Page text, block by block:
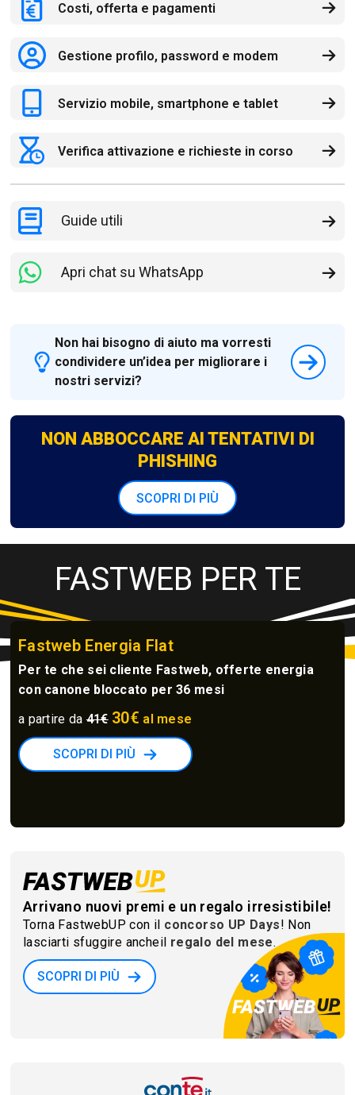
Costi, offerta e pagamenti
Gestione profilo, password e modem
Servizio mobile, smartphone e tablet
Verifica attivazione e richieste in corso
Guide utili
Apri chat su WhatsApp
Non hai bisogno di aiuto ma vorresti
condividere un’idea per migliorare i
nostri servizi?
NON ABBOCCARE AI TENTATIVI DI
PHISHING
SCOPRI DI PIÙ
FASTWEB PER TE
Fastweb Energia Flat
Per te che sei cliente Fastweb, offerte energia
con canone bloccato per 36 mesi
a partire da41€ 30€ al mese
SCOPRI DI PIÙ
Arrivano nuovi premi e un regalo irresistibile!
Torna FastwebUP con il concorso UP Days! Non
lasciarti sfuggire ancheil regalo del mese.
SCOPRI DI PIÙ